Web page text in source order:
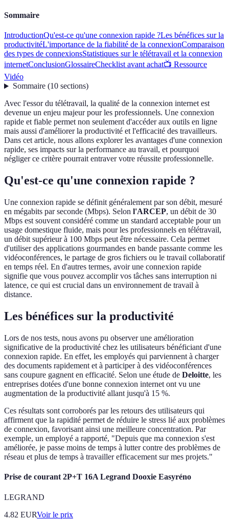
Sommaire
IntroductionQu'est-ce qu'une connexion rapide ?Les bénéfices sur la
productivitéL'importance de la fiabilité de la connexionComparaison
des types de connexionsStatistiques sur le télétravail et la connexion
internetConclusionGlossaireChecklist avant achat📺 Ressource
Vidéo
Sommaire(10 sections)
Avec l'essor du télétravail, la qualité de la connexion internet est
devenue un enjeu majeur pour les professionnels. Une connexion
rapide et fiable permet non seulement d'accéder aux outils en ligne
mais aussi d'améliorer la productivité et l'efficacité des travailleurs.
Dans cet article, nous allons explorer les avantages d'une connexion
rapide, ses impacts sur la performance au travail, et pourquoi
négliger ce critère pourrait entraver votre réussite professionnelle.
Qu'est-ce qu'une connexion rapide ?
Une connexion rapide se définit généralement par son débit, mesuré
en mégabits par seconde (Mbps). Selon l'ARCEP, un débit de 30
Mbps est souvent considéré comme un standard acceptable pour un
usage domestique fluide, mais pour les professionnels en télétravail,
un débit supérieur à 100 Mbps peut être nécessaire. Cela permet
d'utiliser des applications gourmandes en bande passante comme les
vidéoconférences, le partage de gros fichiers ou le travail collaboratif
en temps réel. En d'autres termes, avoir une connexion rapide
signifie que vous pouvez accomplir vos tâches sans interruption ni
latence, ce qui est crucial dans un environnement de travail à
distance.
Les bénéfices sur la productivité
Lors de nos tests, nous avons pu observer une amélioration
significative de la productivité chez les utilisateurs bénéficiant d'une
connexion rapide. En effet, les employés qui parviennent à charger
des documents rapidement et à participer à des vidéoconférences
sans coupure gagnent en efficacité. Selon une étude de Deloitte, les
entreprises dotées d'une bonne connexion internet ont vu une
augmentation de la productivité allant jusqu'à 15 %.
Ces résultats sont corroborés par les retours des utilisateurs qui
affirment que la rapidité permet de réduire le stress lié aux problèmes
de connexion, favorisant ainsi une meilleure concentration. Par
exemple, un employé a rapporté, "Depuis que ma connexion s'est
améliorée, je passe moins de temps à lutter contre des problèmes de
réseau et plus de temps à travailler efficacement sur mes projets."
Prise de courant 2P+T 16A Legrand Dooxie Easyréno
LEGRAND
4.82 EURVoir le prix